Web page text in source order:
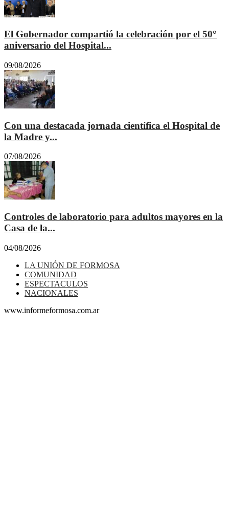
El Gobernador compartió la celebración por el 50°
aniversario del Hospital...
09/08/2026
Con una destacada jornada científica el Hospital de
la Madre y...
07/08/2026
Controles de laboratorio para adultos mayores en la
Casa de la...
04/08/2026
LA UNIÓN DE FORMOSA
COMUNIDAD
ESPECTACULOS
NACIONALES
www.informeformosa.com.ar